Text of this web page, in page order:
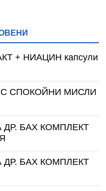
+ НИАЦИН капсули
СПОКОЙНИ МИСЛИ
БАХ КОМПЛЕКТ
БАХ КОМПЛЕКТ